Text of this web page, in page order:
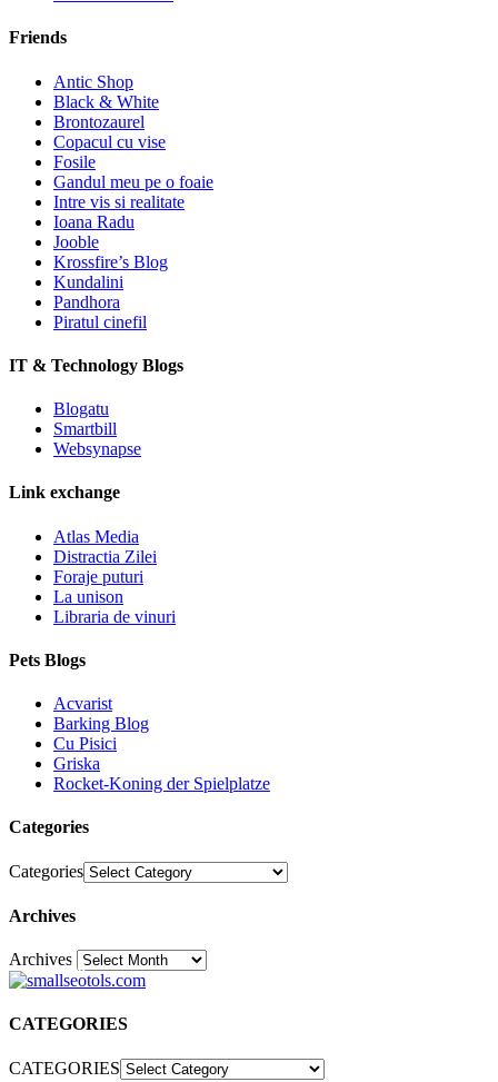
Friends
Antic Shop
Black & White
Brontozaurel
Copacul cu vise
Fosile
Gandul meu pe o foaie
Intre vis si realitate
Ioana Radu
Jooble
Krossfire’s Blog
Kundalini
Pandhora
Piratul cinefil
IT & Technology Blogs
Blogatu
Smartbill
Websynapse
Link exchange
Atlas Media
Distractia Zilei
Foraje puturi
La unison
Libraria de vinuri
Pets Blogs
Acvarist
Barking Blog
Cu Pisici
Griska
Rocket-Koning der Spielplatze
Categories
Categories
Archives
Archives30
CATEGORIES
CATEGORIES